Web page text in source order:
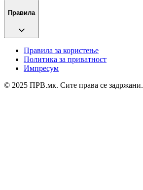
Правила
Правила за користење
Политика за приватност
Импресум
© 2025 ПРВ.мк. Сите права се задржани.